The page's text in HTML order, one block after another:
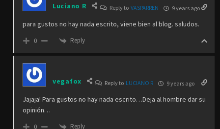
Luciano R Reply toVASPARREN 9 years ago
para gustos no hay nada escrito, viene bien al blog. saludos.
0 Reply
vegafox Reply to LUCIANO R 9 years ago
Jajaja! Para gustos no hay nada escrito…Deja al hombre dar su
opinión…
0 Reply